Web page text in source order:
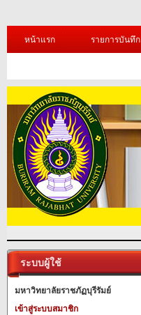
หน้าแรก รายการบันทึก
ระบบผู้ใช้
มหาวิทยาลัยราชภัฏบุรีรัมย์
เข้าสู่ระบบสมาชิก